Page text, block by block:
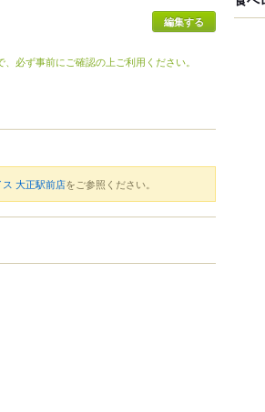
必ず事前にご確認の上ご利用ください。
大正駅前店をご参照ください。